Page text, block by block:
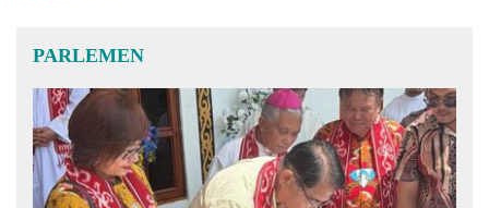
PARLEMEN